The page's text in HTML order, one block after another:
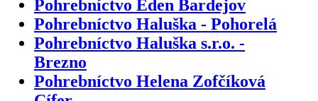
Pohrebníctvo Eden Bardejov
Pohrebníctvo Haluška - Pohorelá
Pohrebníctvo Haluška s.r.o. -
Brezno
Pohrebníctvo Helena Zofčíková